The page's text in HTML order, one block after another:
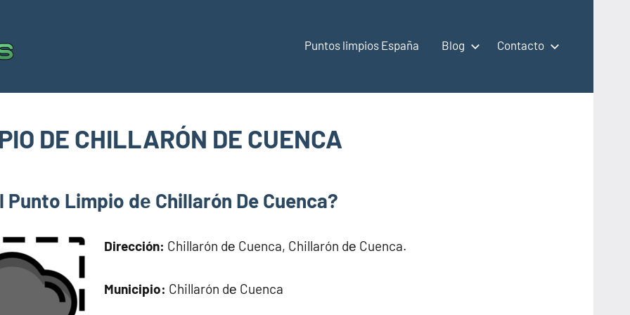
limpios
puntos
España
Puntos limpios España Blog Contacto
DE CHILLARÓN DE CUENCA
Punto Limpio dе Chillarón De Cuenca?
Dirección: Chillarón dе Cuenca, Chillarón dе Cuenca.
Municipio: Chillarón dе Cuenca